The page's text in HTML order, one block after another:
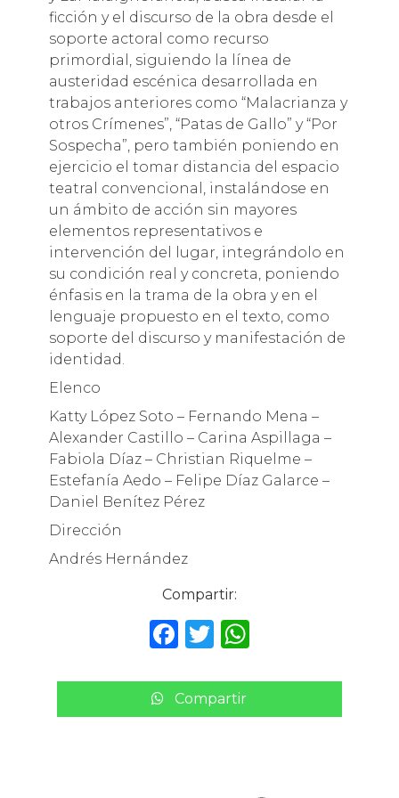
ficción y el discurso de la obra desde el
soporte actoral como recurso
primordial, siguiendo la línea de
austeridad escénica desarrollada en
trabajos anteriores como “Malacrianza y
otros Crímenes”, “Patas de Gallo” y “Por
Sospecha”, pero también poniendo en
ejercicio el tomar distancia del espacio
teatral convencional, instalándose en
un ámbito de acción sin mayores
elementos representativos e
intervención del lugar, integrándolo en
su condición real y concreta, poniendo
énfasis en la trama de la obra y en el
lenguaje propuesto en el texto, como
soporte del discurso y manifestación de
identidad.
Elenco
Katty López Soto – Fernando Mena –
Alexander Castillo – Carina Aspillaga –
Fabiola Díaz – Christian Riquelme –
Estefanía Aedo – Felipe Díaz Galarce –
Daniel Benítez Pérez
Dirección
Andrés Hernández
Compartir:
F
c
e
T
it
te
W
a
ts
Compartir